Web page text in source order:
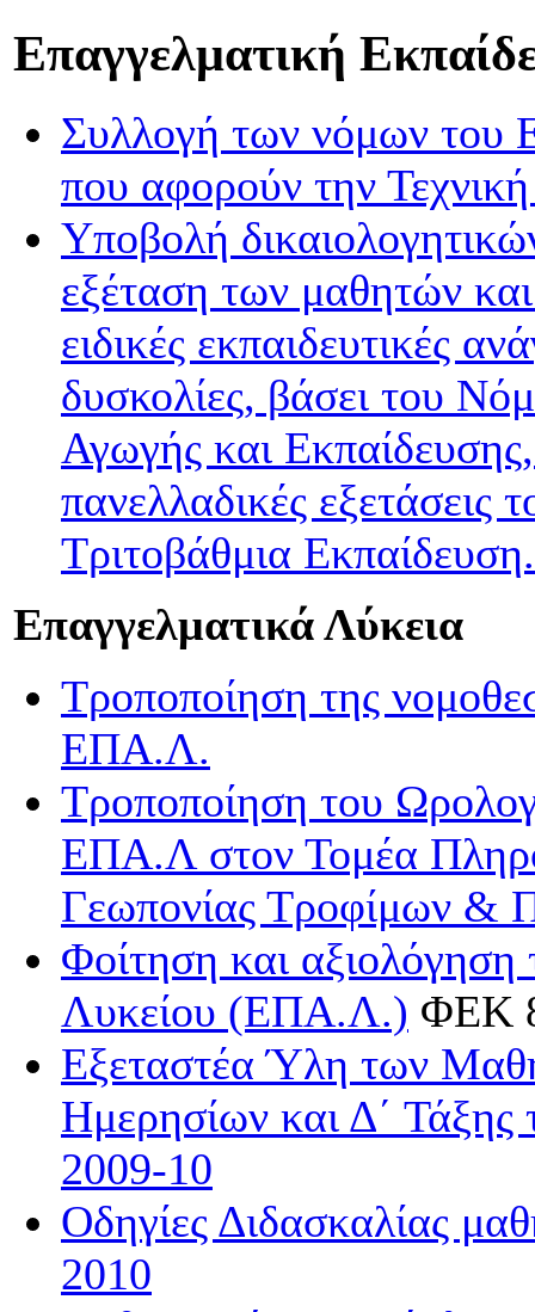
Επαγγελματική
Συλλογή των νόμων του
που αφορούν την
Υποβολή
εξέταση των μαθητών
ειδικές εκπαιδευτικές
δυσκολίες, βάσει του
Αγωγής και
πανελλαδικές εξετάσεις
Τριτοβάθμια Εκπαίδευση.
Επαγγελματικά Λύκεια
Τροποποίηση της
ΕΠΑ.Λ.
Τροποποίηση του
ΕΠΑ.Λ στον Τομέα
Γεωπονίας Τροφίμων &
Φοίτηση και
Λυκείου (ΕΠΑ.Λ.) ΦΕΚ
Εξεταστέα Ύλη των
Ημερησίων και Δ΄
2009-10
Οδηγίες Διδασκαλίας
2010